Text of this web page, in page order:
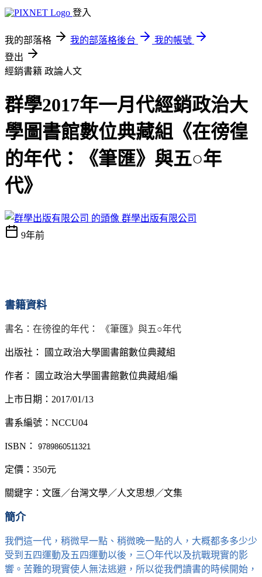
登入
我的部落格 我的部落格後台
我的帳號
登出
經銷書籍 政論人文
群學2017年一月代經銷政治大
學圖書館數位典藏組《在徬徨
的年代：《筆匯》與五○年
代》
群學出版有限公司
9年前
書籍資料
書名：在徬徨的年代： 《筆匯》與五○年代
出版社： 國立政治大學圖書館數位典藏組
作者： 國立政治大學圖書館數位典藏組/編
上市日期： 2017/01/13
書系編號： NCCU04
ISBN ： 9789860511321
定價：350元
關鍵字：文匯／台灣文學／人文思想／文集
簡介
我們這一代，稍微早一點、稍微晚一點的人，大概都多多少少
受到五四運動及五四運動以後，三〇年代以及抗戰現實的影
響。苦難的現實使人無法逃避，所以從我們讀書的時候開始，